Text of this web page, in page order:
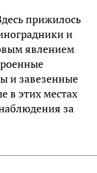
прижилось
и
явлением
и завезенные
в этих местах
за